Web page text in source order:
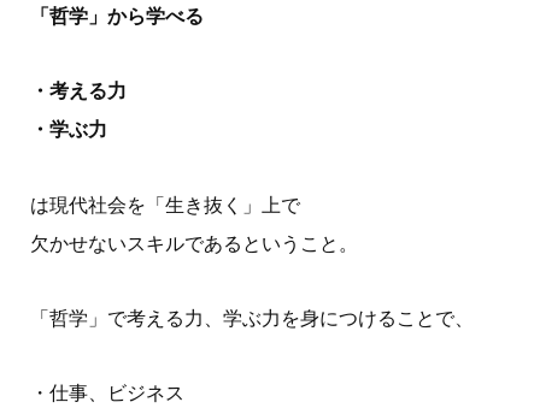
「哲学」から学べる
・考える力
・学ぶ力
は現代社会を「生き抜く」上で
欠かせないスキルであるということ。
「哲学」で考える力、学ぶ力を身につけることで、
・仕事、ビジネス